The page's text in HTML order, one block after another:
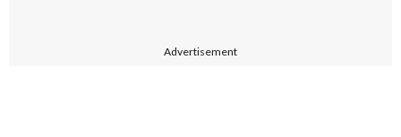
Advertisement